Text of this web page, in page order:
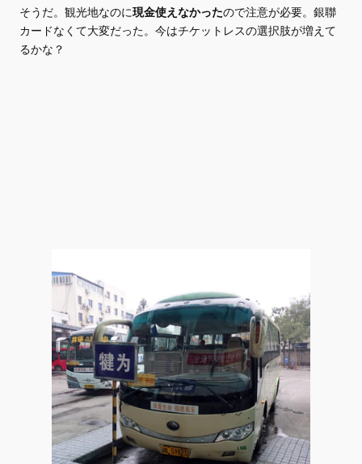
そうだ。観光地なのに現金使えなかったので注意が必要。銀聯
カードなくて大変だった。今はチケットレスの選択肢が増えて
るかな？